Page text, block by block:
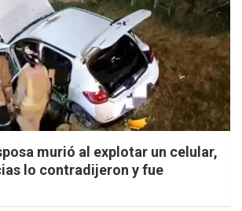
murió al explotar un celular,
lo contradijeron y fue